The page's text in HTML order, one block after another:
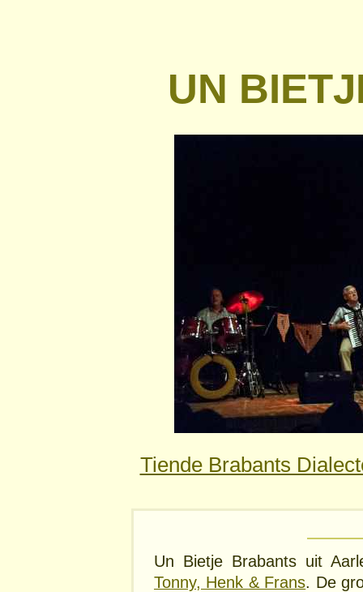
UN
Tiende Brabants
Un Bietje Brabants uit
Tonny, Henk & Frans. De